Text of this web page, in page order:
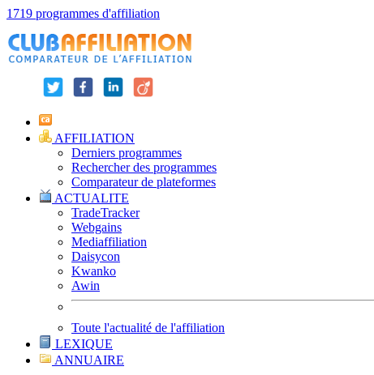
1719 programmes d'affiliation
AFFILIATION
Derniers programmes
Rechercher des programmes
Comparateur de plateformes
ACTUALITE
TradeTracker
Webgains
Mediaffiliation
Daisycon
Kwanko
Awin
Toute l'actualité de l'affiliation
LEXIQUE
ANNUAIRE